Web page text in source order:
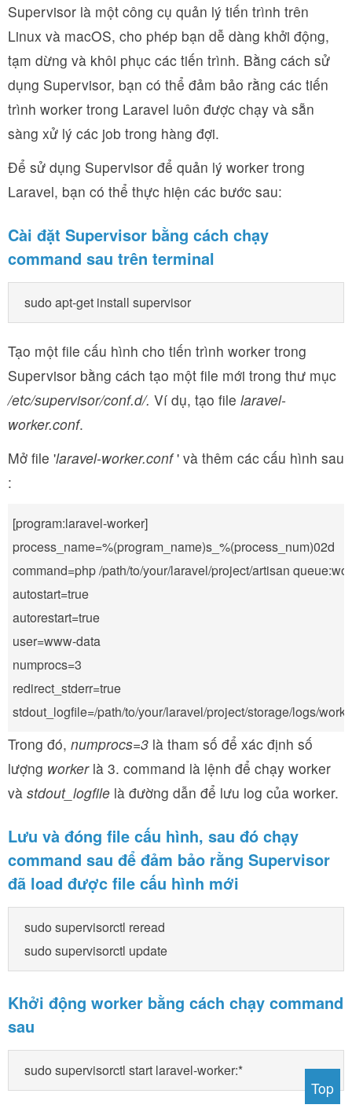
Supervisor là một công cụ quản lý tiến trình trên
Linux và macOS, cho phép bạn dễ dàng khởi động,
tạm dừng và khôi phục các tiến trình. Bằng cách sử
dụng Supervisor, bạn có thể đảm bảo rằng các tiến
trình worker trong Laravel luôn được chạy và sẵn
sàng xử lý các job trong hàng đợi.
Để sử dụng Supervisor để quản lý worker trong
Laravel, bạn có thể thực hiện các bước sau:
Cài đặt Supervisor bằng cách chạy
command sau trên terminal
Tạo một file cấu hình cho tiến trình worker trong
Supervisor bằng cách tạo một file mới trong thư mục
/etc/supervisor/conf.d/. Ví dụ, tạo file laravel-
worker.conf.
Mở file 'laravel-worker.conf' và thêm các cấu hình sau
:
[program:laravel-worker]
process_name=%(program_name)s_%(process_num)02d
command=php /path/to/your/laravel/project/artisan
autostart=true
autorestart=true
user=www-data
numprocs=3
redirect_stderr=true
Trong đó, numprocs=3 là tham số để xác định số
lượng workerlà 3. command là lệnh để chạy worker
và stdout_logfile là đường dẫn để lưu log của worker.
Lưu và đóng file cấu hình, sau đó chạy
command sau để đảm bảo rằng Supervisor
đã load được file cấu hình mới
sudo supervisorctl reread
Khởi động worker bằng cách chạy command
sau
Top